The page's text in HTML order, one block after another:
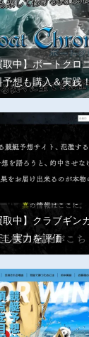
中】ボートクロ
予想も購入＆実践
取中】クラブギン
し実力を評価